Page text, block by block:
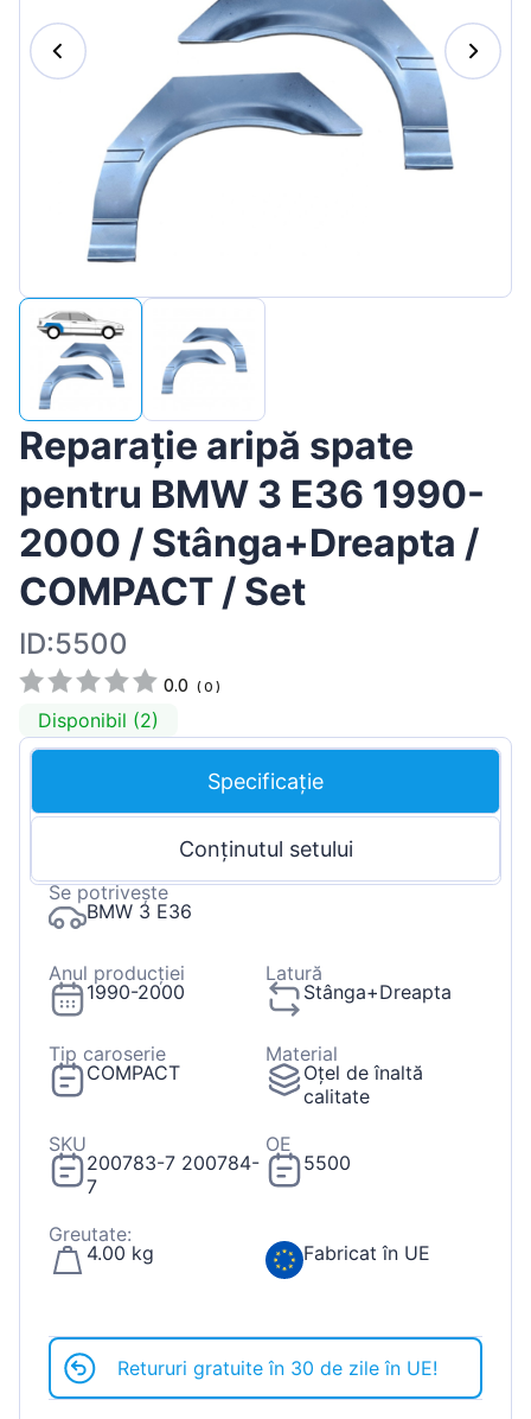
Hrvatski
Português
Reparație aripă spate
pentru BMW 3 E36 1990-
2000 / Stânga+Dreapta /
COMPACT / Set
ID:5500
0.0 (0 )
Disponibil (2)
Specificație
Conținutul setului
Se potrivește
BMW 3 E36
Anul producției
1990-2000
Latură
Stânga+Dreapta
Tip caroserie
COMPACT
Material
Oțel de înaltă
calitate
SKU
200783-7 200784-
7
OE
5500
Greutate:
4.00 kg
Fabricat în UE
Retururi gratuite în 30 de zile în UE!